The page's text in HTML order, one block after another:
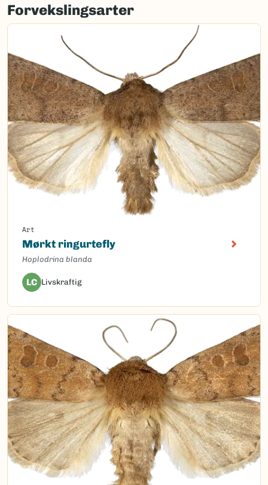
Forvekslingsarter
Art
Mørkt ringurtefly
Hoplodrina blanda
LC Livskraftig